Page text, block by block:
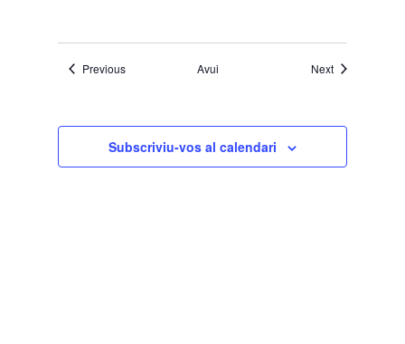
PreviousEsdevenimentsAvui Next
Subscriviu-vos al calendari